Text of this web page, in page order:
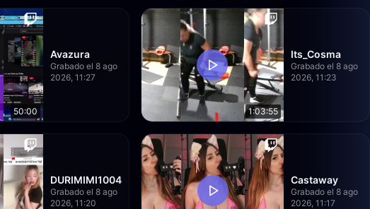
50:00
Avazura
Grabado el 8 ago
2026, 11:27
1:03:55
Its_Cosma
Grabado el 8 ago
2026, 11:23
DURIMIMI1004
Grabado el 8 ago
2026, 11:20
Castaway
Grabado el 8 ago
2026, 11:17